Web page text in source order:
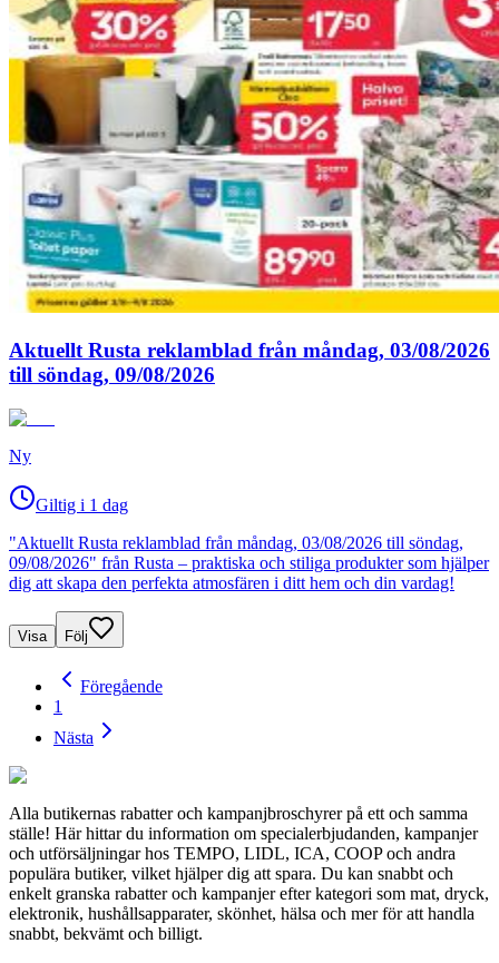
Aktuellt Rusta reklamblad från måndag, 03/08/2026
till söndag, 09/08/2026
Ny
Giltig i 1 dag
"Aktuellt Rusta reklamblad från måndag, 03/08/2026 till söndag,
09/08/2026" från Rusta – praktiska och stiliga produkter som hjälper
dig att skapa den perfekta atmosfären i ditt hem och din vardag!
Visa Följ
Föregående
1
Nästa
Alla butikernas rabatter och kampanjbroschyrer på ett och samma
ställe! Här hittar du information om specialerbjudanden, kampanjer
och utförsäljningar hos TEMPO, LIDL, ICA, COOP och andra
populära butiker, vilket hjälper dig att spara. Du kan snabbt och
enkelt granska rabatter och kampanjer efter kategori som mat, dryck,
elektronik, hushållsapparater, skönhet, hälsa och mer för att handla
snabbt, bekvämt och billigt.